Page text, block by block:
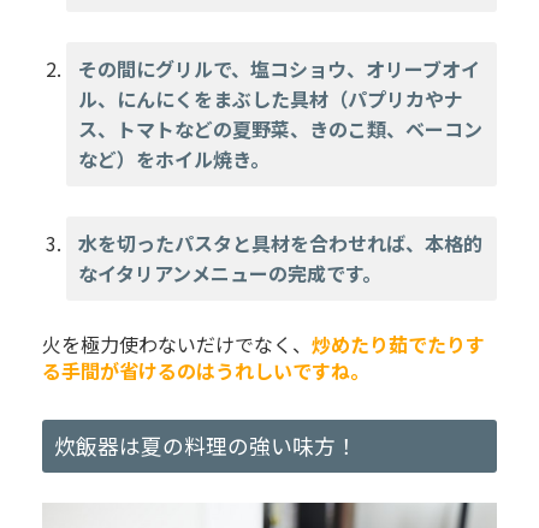
その間にグリルで、塩コショウ、オリーブオイ
ル、にんにくをまぶした具材（パプリカやナ
ス、トマトなどの夏野菜、きのこ類、ベーコン
など）をホイル焼き。
水を切ったパスタと具材を合わせれば、本格的
なイタリアンメニューの完成です。
火を極力使わないだけでなく、 炒めたり茹でたりす
る手間が省けるのはうれしいですね。
炊飯器は夏の料理の強い味方！